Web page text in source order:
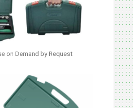
on Demand by Request